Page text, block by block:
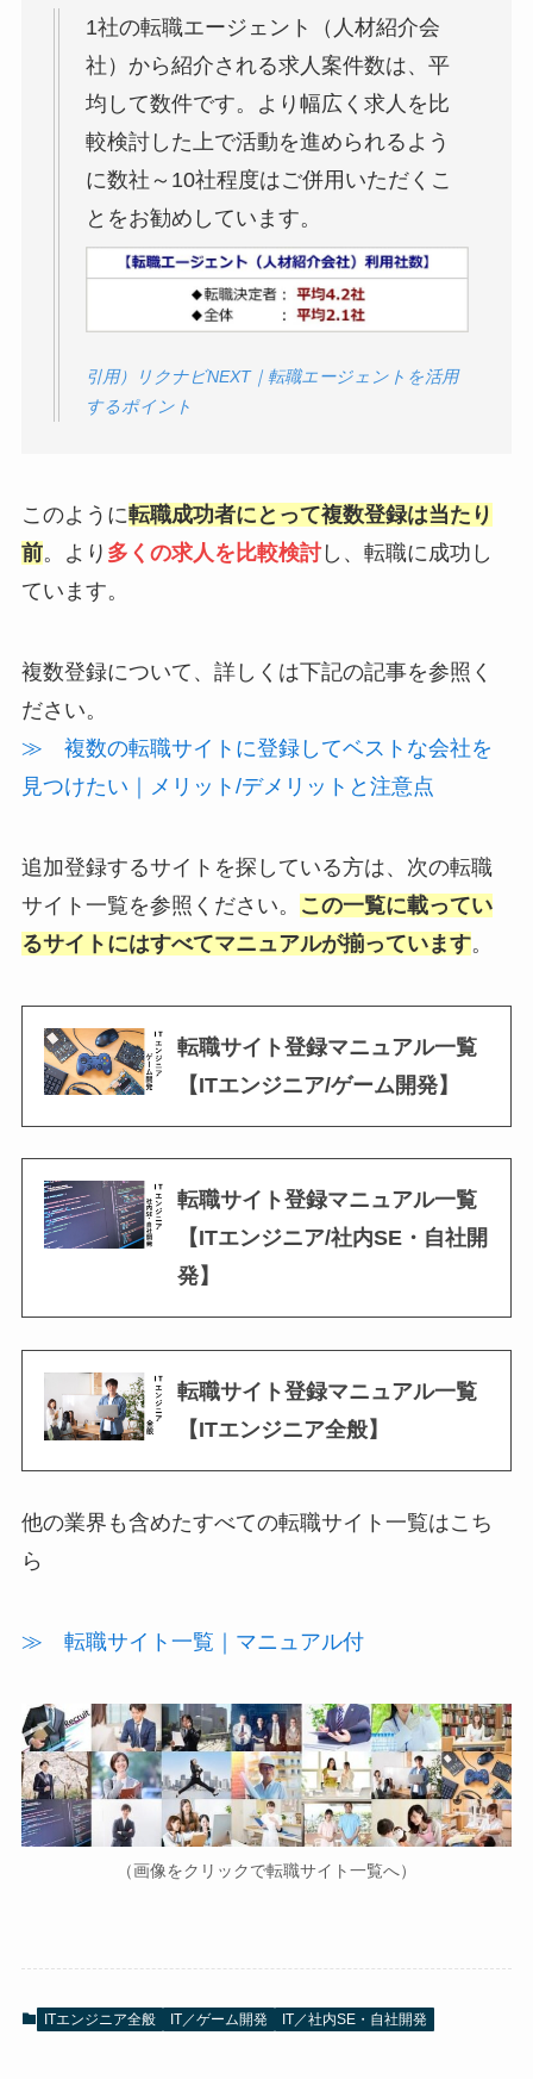
1社の転職エージェント（人材紹介会
社）から紹介される求人案件数は、平
均して数件です。より幅広く求人を比
較検討した上で活動を進められるよう
に数社～10社程度はご併用いただくこ
とをお勧めしています。
引用）リクナビNEXT｜転職エージェントを活用
するポイント
このように転職成功者にとって複数登録は当たり
前。より 多くの求人を比較検討し、転職に成功し
ています。
複数登録について、詳しくは下記の記事を参照く
ださい。
≫ 複数の転職サイトに登録してベストな会社を
見つけたい｜メリット/デメリットと注意点
追加登録するサイトを探している方は、次の転職
サイト一覧を参照ください。
この一覧に載ってい
るサイトにはすべてマニュアルが揃っています。
転職サイト登録マニュアル一覧
【ITエンジニア/ゲーム開発】
転職サイト登録マニュアル一覧
【ITエンジニア/社内SE・自社開
発】
転職サイト登録マニュアル一覧
【ITエンジニア全般】
他の業界も含めたすべての転職サイト一覧はこち
ら
≫ 転職サイト一覧｜マニュアル付
（画像をクリックで転職サイト一覧へ）
ITエンジニア全般 IT／ゲーム開発 IT／社内SE・自社開発